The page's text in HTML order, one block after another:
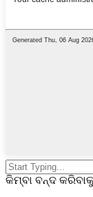
କିମ୍ବା ବନ୍ଦ କରିବାକୁ